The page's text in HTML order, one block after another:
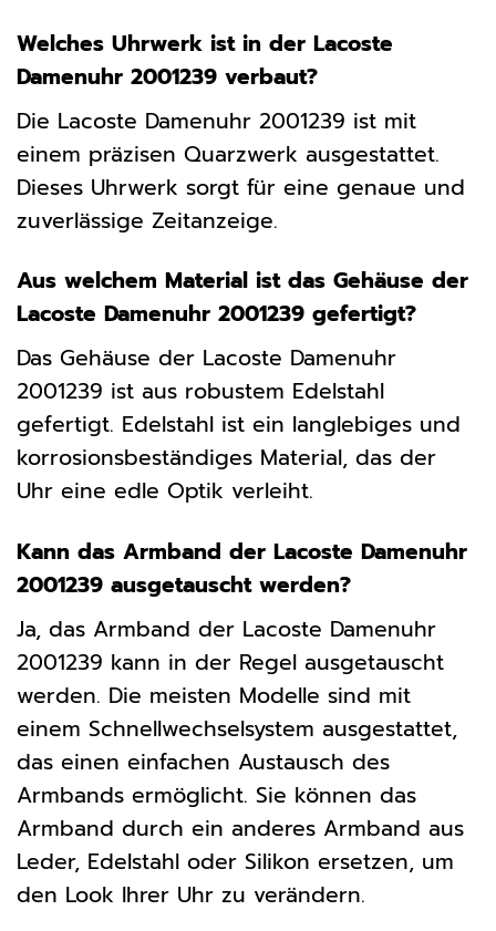
Welches Uhrwerk ist in der Lacoste
Damenuhr 2001239 verbaut?
Die Lacoste Damenuhr 2001239 ist mit
einem präzisen Quarzwerk ausgestattet.
Dieses Uhrwerk sorgt für eine genaue und
zuverlässige Zeitanzeige.
Aus welchem Material ist das Gehäuse der
Lacoste Damenuhr 2001239 gefertigt?
Das Gehäuse der Lacoste Damenuhr
2001239 ist aus robustem Edelstahl
gefertigt. Edelstahl ist ein langlebiges und
korrosionsbeständiges Material, das der
Uhr eine edle Optik verleiht.
Kann das Armband der Lacoste Damenuhr
2001239 ausgetauscht werden?
Ja, das Armband der Lacoste Damenuhr
2001239 kann in der Regel ausgetauscht
werden. Die meisten Modelle sind mit
einem Schnellwechselsystem ausgestattet,
das einen einfachen Austausch des
Armbands ermöglicht. Sie können das
Armband durch ein anderes Armband aus
Leder, Edelstahl oder Silikon ersetzen, um
den Look Ihrer Uhr zu verändern.